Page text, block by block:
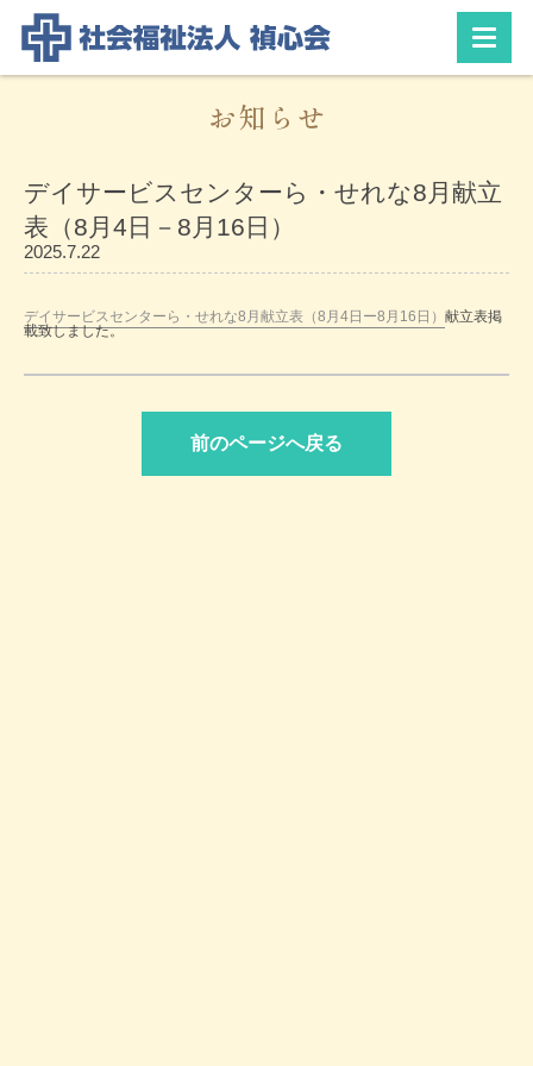
お知らせ
デイサービスセンターら・せれな8月献立
表（8月4日－8月16日）
2025.7.22
デイサービスセンターら・せれな8月献立表（8月4日ー8月16日） 献立表掲
載致しました。
前のページへ戻る